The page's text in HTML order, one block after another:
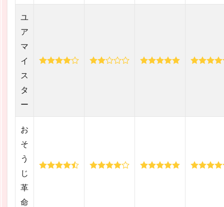
ユ
ア
マ
イ
ス
タ
ー
お
そ
う
じ
革
命